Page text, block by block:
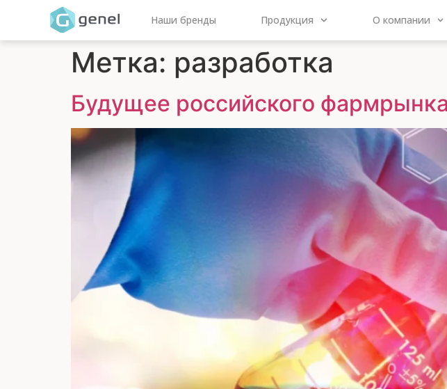
Наши бренды Продукция О компании
Метка: разработка
Будущее российского фармрынка